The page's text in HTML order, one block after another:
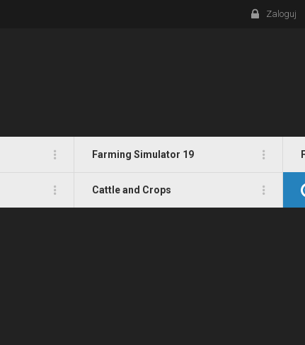
Zaloguj
Farming Simulator 19
Cattle and Crops